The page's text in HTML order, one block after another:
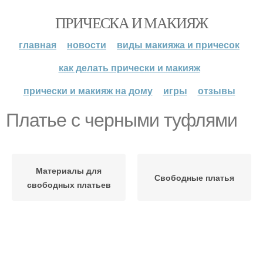
ПРИЧЕСКА И МАКИЯЖ
главная новости
виды макияжа и причесок
как делать прически и макияж
прически и макияж на дому
игры отзывы
Платье с черными туфлями
Материалы для
свободных платьев
Свободные платья